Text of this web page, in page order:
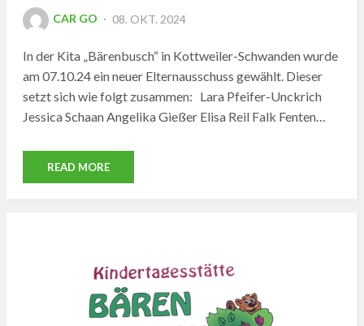
CAR GO
POSTED
08. OKT. 2024
In der Kita „Bärenbusch“ in Kottweiler-Schwanden wurde
am 07.10.24 ein neuer Elternausschuss gewählt. Dieser
setzt sich wie folgt zusammen: Lara Pfeifer-Unckrich
Jessica Schaan Angelika Gießer Elisa Reil Falk Fenten…
READ MORE